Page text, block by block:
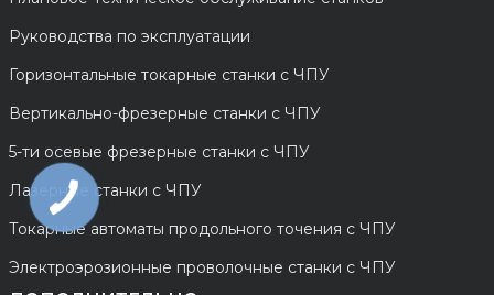
Руководства по эксплуатации
Горизонтальные токарные станки с ЧПУ
Вертикально-фрезерные станки с ЧПУ
5-ти осевые фрезерные станки с ЧПУ
Лазерные станки с ЧПУ
Токарные автоматы продольного точения с ЧПУ
Электроэрозионные проволочные станки с ЧПУ